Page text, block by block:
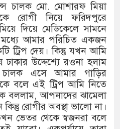
চালক মো. মোশারফ মিয়া
রোগী নিয়ে ফরিদপুরে
দিয়ে মেডিকেলে সামনে
আমার পরিচিত একজন
ট্রিপ দেয়। কিন্তু যখন আমি
ঢাকার উদ্দেশ্যে রওনা হলাম
চালক এসে আমার গাড়ির
বলে এই ট্রিপ আমি নিতে
বললাম, আপনাদের ঝামেলা
রোগীর অবস্থা ভালো না।
ভেতর থেকে স্বজনরা বলে